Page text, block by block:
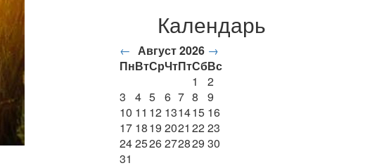
Календарь
← Август 2026 →
ПнВтСрЧтПтСбВс
1
2
3
4 5 6 7 8
9
10 11 12 131415 16
17 1819 2021 2223
242526272829 30
31